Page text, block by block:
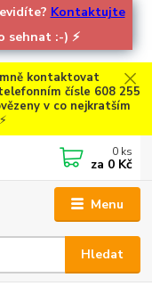
Kontaktujte
sehnat :-) ⚡
kontaktovat
čísle 608 255
v co nejkratším
⚡
Menu
Hledat
0 ks
za 0 Kč